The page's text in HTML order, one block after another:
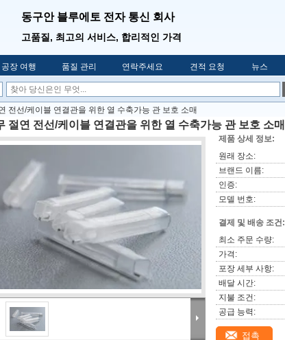
동구안 블루에토 전자 통신 회사
고품질, 최고의 서비스, 합리적인 가격
공장 여행 품질 관리 연락주세요 견적 요청 뉴스
전선/케이블 연결관을 위한 열 수축가능 관 보호 소매
절연 전선/케이블 연결관을 위한 열 수축가능 관 보호 소매
제품 상세 정보:
원래 장소:
브랜드 이름:
인증:
모델 번호:
결제 및 배송 조건:
최소 주문 수량:
가격:
포장 세부 사항:
배달 시간:
지불 조건:
공급 능력:
접촉